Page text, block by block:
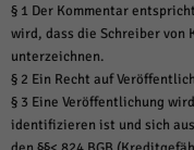
§ 1 Der Kommentar
wird, dass die Schreiber von
unterzeichnen.
§ 2 Ein Recht auf
§ 3 Eine Veröffentlichung
identifizieren ist und sich